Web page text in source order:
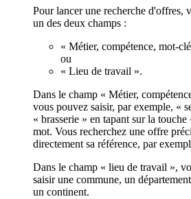
Pour lancer une recherche d'offres,
un des deux champs :
« Métier, compétence, mot-
ou
« Lieu de travail ».
Dans le champ « Métier,
vous pouvez saisir, par exemple, «
« brasserie » en tapant sur la
mot. Vous recherchez une offre
directement sa référence, par
Dans le champ « lieu de travail »,
saisir une commune, un
un continent.